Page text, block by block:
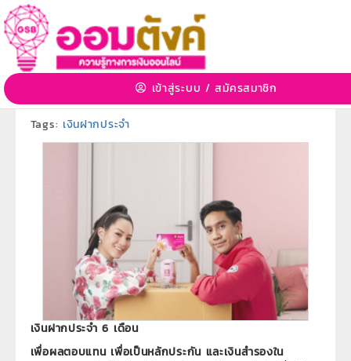
เข้าสู่ระบบ /สมัครสมาชิก
เงินฝากประจำ 6 เดือน
2 ก.ค. 2563 14:23:31 | 2317 View
ผลิตภัณฑ์ธนาคารออมสิน» หมวดหมู่ย่อย:
ผลิตภัณฑ์เงินฝากประจำ
Tags: เงินฝากประจำ
เงินฝากประจำ 6 เดือน
เพื่อผลตอบแทน เพื่อเป็นหลักประกัน และเงินสำรองใน